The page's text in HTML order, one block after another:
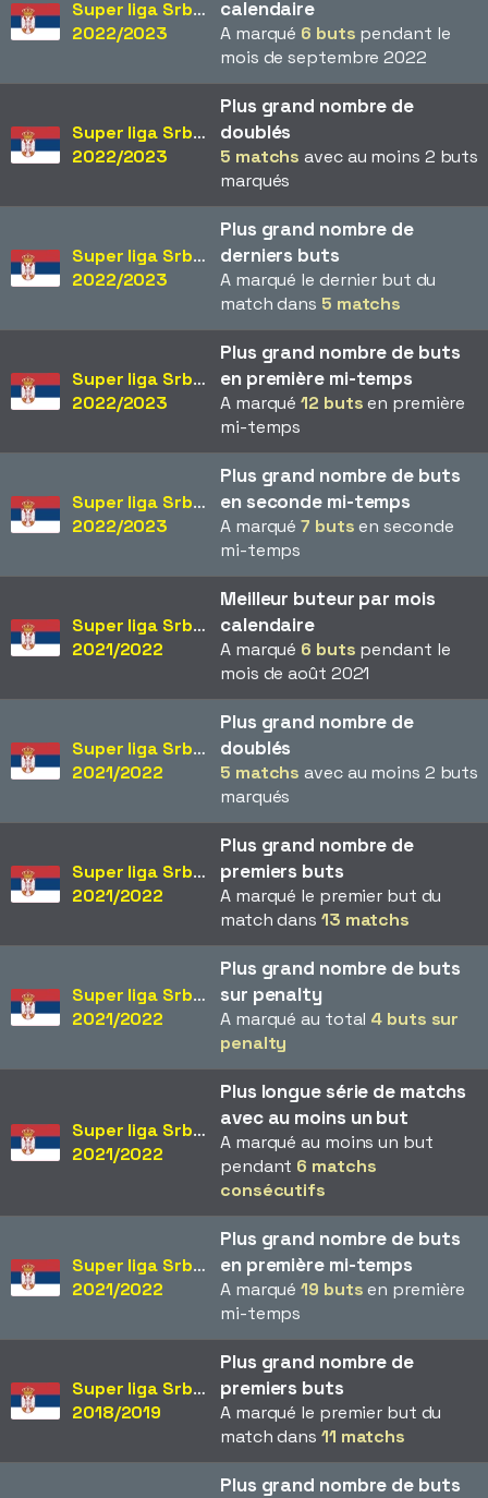
Super liga Srbije
2022/2023
calendaire
A marqué 6 buts pendant le
mois de septembre 2022
Super liga Srbije
2022/2023
Plus grand nombre de
doublés
5 matchs avec au moins 2 buts
marqués
Super liga Srbije
2022/2023
Plus grand nombre de
derniers buts
A marqué le dernier but du
match dans 5 matchs
Super liga Srbije
2022/2023
Plus grand nombre de buts
en première mi-temps
A marqué12 butsen première
mi-temps
Super liga Srbije
2022/2023
Plus grand nombre de buts
en seconde mi-temps
A marqué7 butsen seconde
mi-temps
Super liga Srbije
2021/2022
Meilleur buteur par mois
calendaire
A marqué 6 buts pendant le
mois de août 2021
Super liga Srbije
2021/2022
Plus grand nombre de
doublés
5 matchs avec au moins 2 buts
marqués
Super liga Srbije
2021/2022
Plus grand nombre de
premiers buts
A marqué le premier but du
match dans 13 matchs
Super liga Srbije
2021/2022
Plus grand nombre de buts
sur penalty
A marqué au total 4 buts sur
penalty
Super liga Srbije
2021/2022
Plus longue série de matchs
avec au moins un but
A marqué au moins un but
pendant 6 matchs
consécutifs
Super liga Srbije
2021/2022
Plus grand nombre de buts
en première mi-temps
A marqué19 butsen première
mi-temps
Super liga Srbije
2018/2019
Plus grand nombre de
premiers buts
A marqué le premier but du
match dans 11 matchs
Plus grand nombre de buts